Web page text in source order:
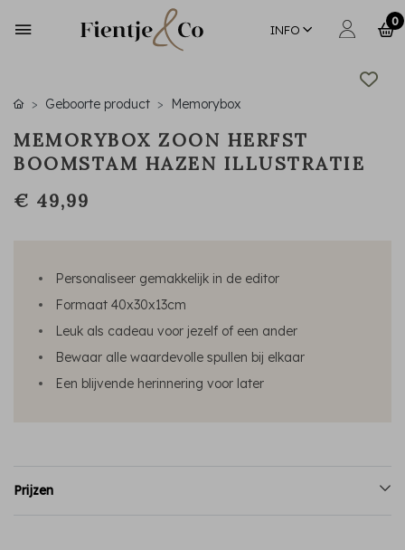
INFO
0
Geboorte product Memorybox
MEMORYBOX ZOON HERFST
BOOMSTAM HAZEN ILLUSTRATIE
€ 49,99
Personaliseer gemakkelijk in de editor
Formaat 40x30x13cm
Leuk als cadeau voor jezelf of een ander
Bewaar alle waardevolle spullen bij elkaar
Een blijvende herinnering voor later
Prijzen